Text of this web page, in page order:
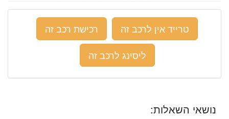
טרייד אין לרכב זה
רכישת רכב זה
ליסינג לרכב זה
נושאי השאלות: